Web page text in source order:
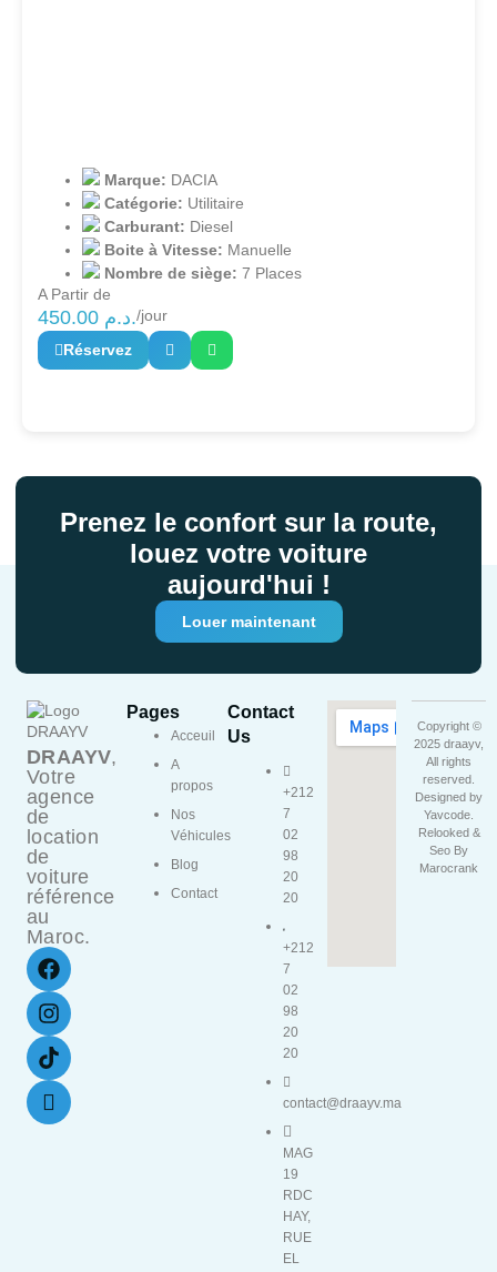
Marque: DACIA
Catégorie: Utilitaire
Carburant: Diesel
Boite à Vitesse: Manuelle
Nombre de siège: 7 Places
A Partir de
450.00 د.م./jour
Réservez
Prenez le confort sur la route,
louez votre voiture
aujourd'hui !
Louer maintenant
DRAAYV,
Votre
agence
de
location
de
voiture
référence
au
Maroc.
Pages
Acceuil
A
propos
Nos
Véhicules
Blog
Contact
Contact
Us
+212
7
02
98
20
20
+212
7
02
98
20
20
contact@draayv.ma
MAG
19
RDC
HAY,
RUE
EL
Copyright ©
2025 draayv,
All rights
reserved.
Designed by
Yavcode
Relooked &
Seo By
Marocrank